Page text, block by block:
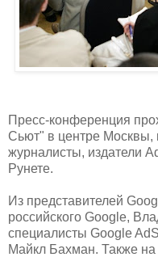
Пресс-конференция
Сьют" в центре Москвы,
журналисты, издатели
Рунете.
Из представителей
российского Google,
специалисты Google
Майкл Бахман. Также